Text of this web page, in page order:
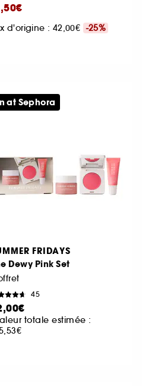
d'origine : 42,00€ -25%
FRIDAYS
Dewy Pink Set
45
totale estimée :
at Sephora